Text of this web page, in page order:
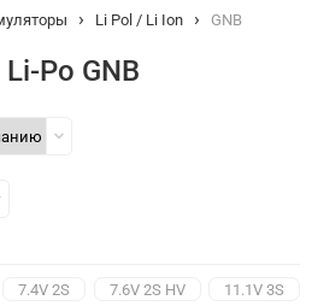
Li Pol / Li Ion GNB
Po GNB
7.4V 2S 7.6V 2S HV
11.1V 3S